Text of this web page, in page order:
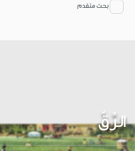
بحث متقدم
الرِّقّ